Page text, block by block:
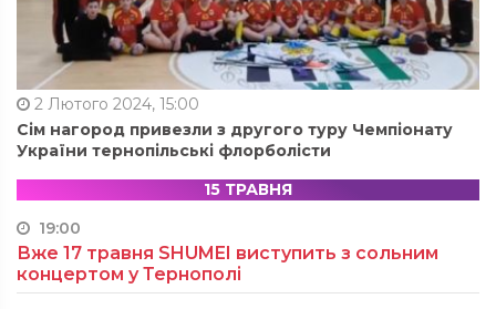
2 Лютого 2024, 15:00
Сім нагород привезли з другого туру Чемпіонату
України тернопільські флорболісти
15 ТРАВНЯ
19:00
Вже 17 травня SHUMEI виступить з сольним
концертом у Тернополі